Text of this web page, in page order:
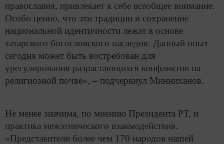
православия, привлекает к себе всеобщее внимание.
Особо ценно, что эти традиции и сохранение
национальной идентичности лежат в основе
татарского богословского наследия. Данный опыт
сегодня может быть востребован для
урегулирования разрастающихся конфликтов на
религиозной почве», – подчеркнул Минниханов.
Не менее значима, по мнению Президента РТ, и
практика межэтнического взаимодействия.
«Представители более чем 170 народов нашей